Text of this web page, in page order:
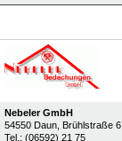
Nebeler GmbH
54550 Daun, Brühlstraße 6
Tel.: (06592) 21 75